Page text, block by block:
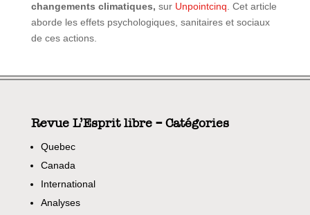
changements climatiques, sur Unpointcinq. Cet article
aborde les effets psychologiques, sanitaires et sociaux
de ces actions.
Revue L’Esprit libre – Catégories
Quebec
Canada
International
Analyses